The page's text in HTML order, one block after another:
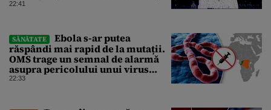
Zelenski plănuiesc pe Signal să îl
22:41
SĂNĂTATE
Ebola s-ar putea
răspândi mai rapid de la mutații.
OMS trage un semnal de alarmă
asupra pericolului unui virus
pentru care nu există vaccin
22:33